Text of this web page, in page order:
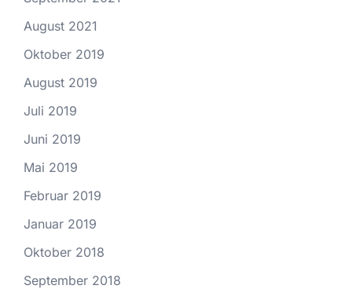
August 2021
Oktober 2019
August 2019
Juli 2019
Juni 2019
Mai 2019
Februar 2019
Januar 2019
Oktober 2018
September 2018